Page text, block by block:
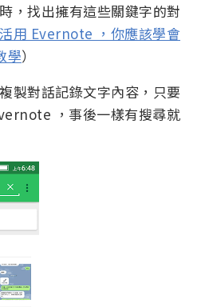
，找出擁有這些關鍵字的對
活用 Evernote ，你應該學會
學）
製對話記錄文字內容，只要
，事後一樣有搜尋就